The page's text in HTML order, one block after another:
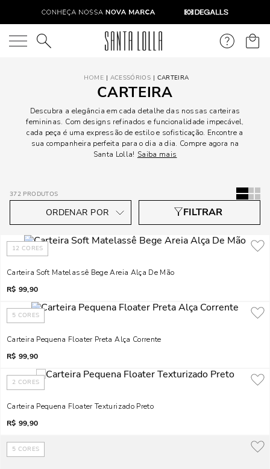
O que você está procurando?
ACESSÓRIOS CARTEIRA
CARTEIRA
Descubra a elegância em cada detalhe das nossas carteiras
femininas. Com designs refinados e funcionalidade impecável,
cada peça é uma expressão de estilo e sofisticação. Encontre a
sua companheira perfeita para o dia a dia. Compre agora na
Santa Lolla! Saiba mais
372 PRODUTOS
12 CORES
Carteira Soft Matelassê Bege Areia Alça De Mão
R$ 99,90
5 CORES
Carteira Pequena Floater Preta Alça Corrente
R$ 99,90
2 CORES
Carteira Pequena Floater Texturizado Preto
R$ 99,90
5 CORES